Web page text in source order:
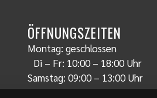
ÖFFNUNGSZEITEN
Montag: geschlossen
Di – Fr: 10:00 – 18:00 Uhr
Samstag: 09:00 – 13:00 Uhr